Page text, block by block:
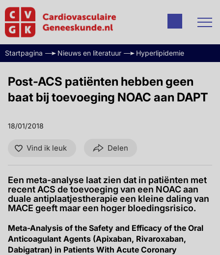
Startpagina Nieuws en literatuur Hyperlipidemie
Post-ACS patiënten hebben geen
baat bij toevoeging NOAC aan DAPT
18/01/2018
Vind ik leuk Delen
Een meta-analyse laat zien dat in patiënten met
recent ACS de toevoeging van een NOAC aan
duale antiplaatjestherapie een kleine daling van
MACE geeft maar een hoger bloedingsrisico.
Meta-Analysis of the Safety and Efficacy of the Oral
Anticoagulant Agents (Apixaban, Rivaroxaban,
Dabigatran) in Patients With Acute Coronary